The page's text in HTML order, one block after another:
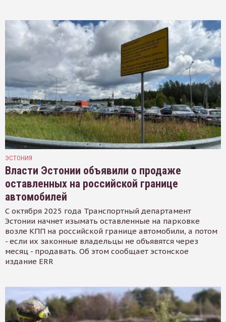
ЭСТОНИЯ
Власти Эстонии объявили о продаже
оставленных на российской границе
автомобилей
С октября 2025 года Транспортный департамент
Эстонии начнет изымать оставленные на парковке
возле КПП на российской границе автомобили, а потом
- если их законные владельцы не объявятся через
месяц - продавать. Об этом сообщает эстонское
издание ERR